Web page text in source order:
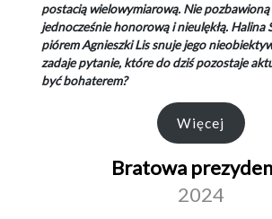
postacią wielowymiarową. Nie pozbawioną
jednocześnie honorową i nieulękłą. Halina
piórem Agnieszki Lis snuje jego
zadaje pytanie, które do dziś pozostaje
być bohaterem?
Więcej
Bratowa
2024